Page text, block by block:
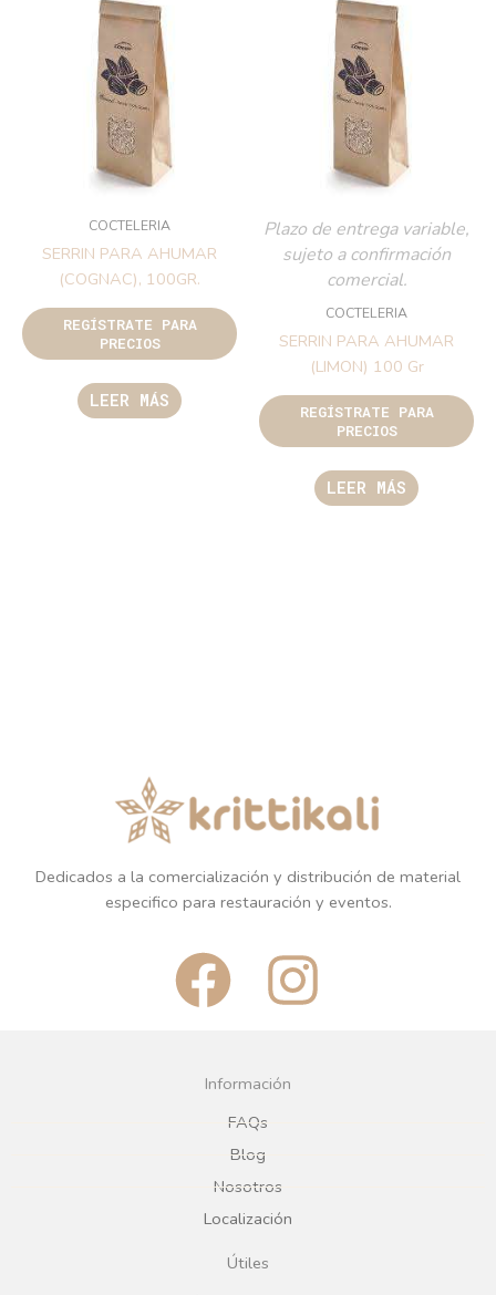
COCTELERIA
SERRIN PARA AHUMAR
(COGNAC), 100GR.
REGÍSTRATE PARA
PRECIOS
LEER MÁS
Plazo de entrega variable,
sujeto a confirmación
comercial.
COCTELERIA
SERRIN PARA AHUMAR
(LIMON) 100 Gr
REGÍSTRATE PARA
PRECIOS
LEER MÁS
Dedicados a la comercialización y distribución de material
especifico para restauración y eventos.
F
a
c
e
b
o
I
n
g
Información
FAQs
Blog
Nosotros
Localización
Útiles